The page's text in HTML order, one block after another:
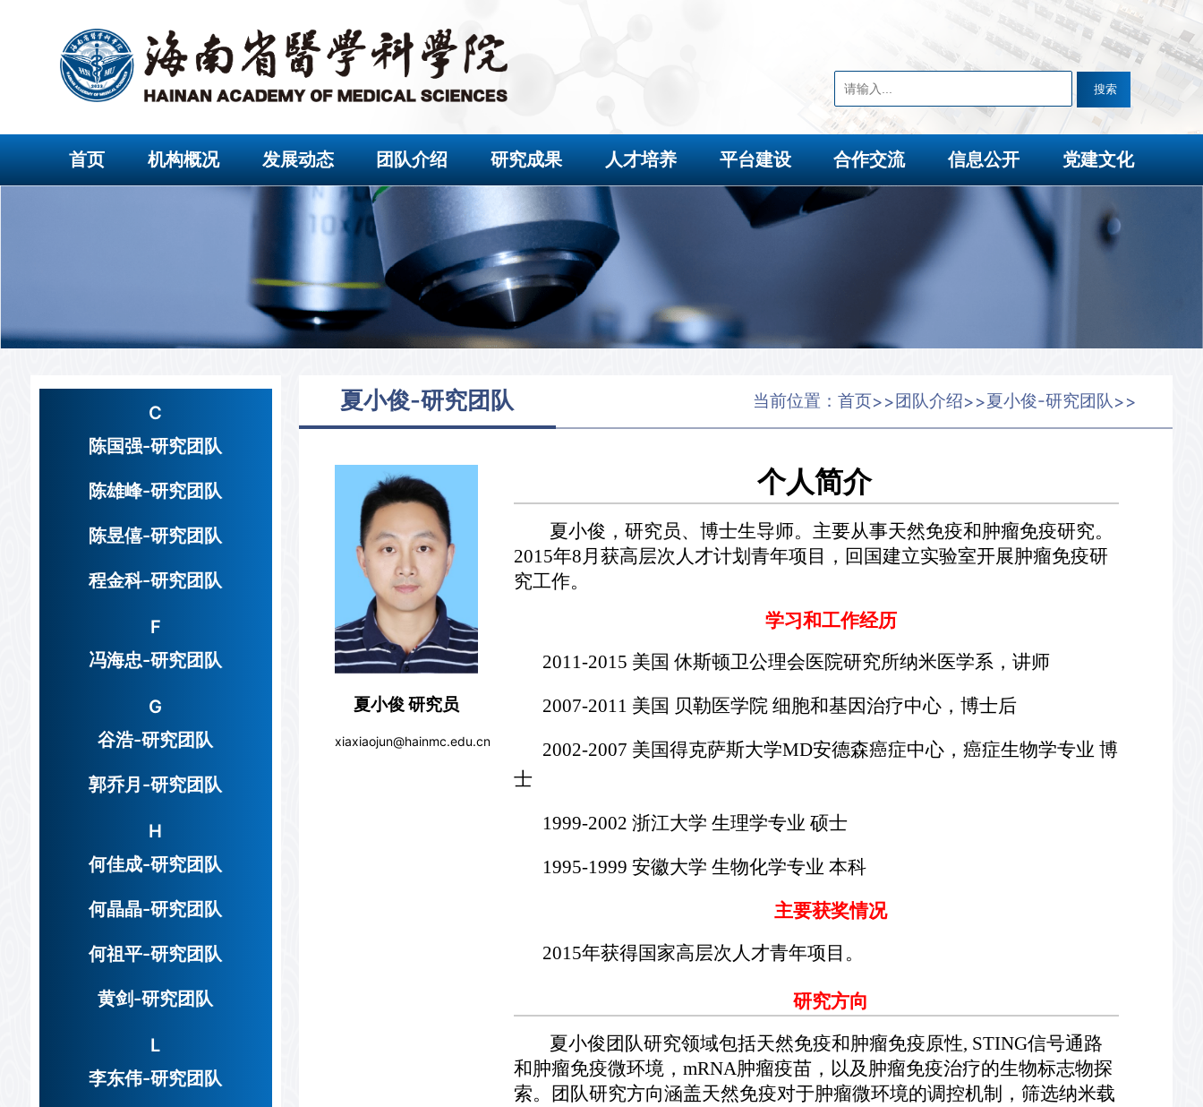
首页 机构概况 发展动态 团队介绍 研究成果 人才培养 平台建设 合作交流 信息公开 党建文化
C
陈国强-研究团队
陈雄峰-研究团队
陈昱僖-研究团队
程金科-研究团队
F
冯海忠-研究团队
G
谷浩-研究团队
郭乔月-研究团队
H
何佳成-研究团队
何晶晶-研究团队
何祖平-研究团队
黄剑-研究团队
L
李东伟-研究团队
夏小俊-研究团队 当前位置：首页>>团队介绍>>夏小俊-研究团队>>
夏小俊 研究员
xiaxiaojun@hainmc.edu.cn
个人简介
夏小俊，研究员、博士生导师。主要从事天然免疫和肿瘤免疫研究。
2015年8月获高层次人才计划青年项目，回国建立实验室开展肿瘤免疫研
究工作。
学习和工作经历
2011-2015 美国 休斯顿卫公理会医院研究所纳米医学系，讲师
2007-2011 美国 贝勒医学院 细胞和基因治疗中心，博士后
2002-2007 美国得克萨斯大学MD安德森癌症中心，癌症生物学专业 博
士
1999-2002 浙江大学 生理学专业 硕士
1995-1999 安徽大学 生物化学专业 本科
主要获奖情况
2015年获得国家高层次人才青年项目。
研究方向
夏小俊团队研究领域包括天然免疫和肿瘤免疫原性, STING信号通路
和肿瘤免疫微环境，mRNA肿瘤疫苗，以及肿瘤免疫治疗的生物标志物探
索。团队研究方向涵盖天然免疫对于肿瘤微环境的调控机制，筛选纳米载